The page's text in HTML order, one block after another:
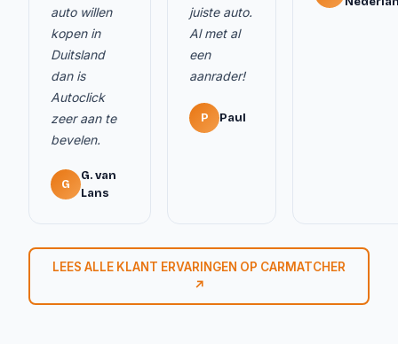
auto willen
kopen in
Duitsland
dan is
Autoclick
zeer aan te
bevelen.
G
G. van
Lans
juiste auto.
Al met al
een
aanrader!
P Paul
LEES ALLE KLANT ERVARINGEN OP CARMATCHER
↗